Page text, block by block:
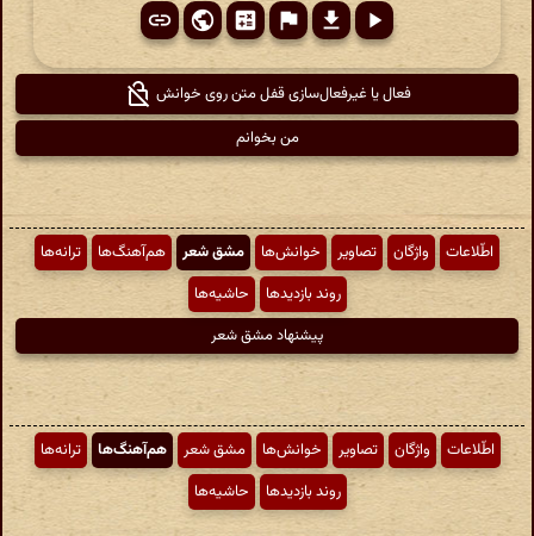
فعال یا غیرفعال‌سازی قفل متن روی خوانش
من بخوانم
اطّلاعات واژگان تصاویر خوانش‌ها مشق شعر هم‌آهنگ‌ها
ترانه‌ها
روند بازدیدها
حاشیه‌ها
پیشنهاد مشق شعر
اطّلاعات واژگان تصاویر خوانش‌ها مشق شعر هم‌آهنگ‌ها
ترانه‌ها
روند بازدیدها
حاشیه‌ها